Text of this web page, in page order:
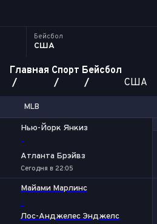
Бейсбол
США
Главная Спорт Бейсбол
США
MLB
Нью-Йорк Янкиз
-
Атланта Брэйвз
Сегодня в 22:05
Майами Марлинс
-
Лос-Анджелес Энджелс